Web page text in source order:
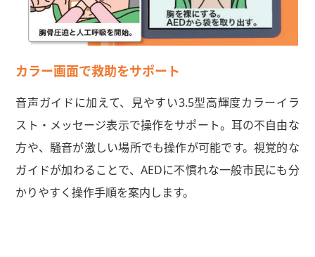
カラー画面で救助をサポート
音声ガイドに加えて、見やすい3.5型高輝度カラーイラ
スト・メッセージ表示で操作をサポート。耳の不自由な
方や、騒音が激しい場所でも操作が可能です。視覚的な
ガイドが加わることで、AEDに不慣れな一般市民にも分
かりやすく操作手順を案内します。